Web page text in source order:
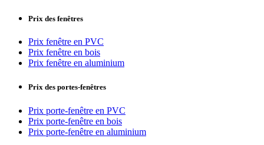
Prix des fenêtres
Prix fenêtre en PVC
Prix fenêtre en bois
Prix fenêtre en aluminium
Prix des portes-fenêtres
Prix porte-fenêtre en PVC
Prix porte-fenêtre en bois
Prix porte-fenêtre en aluminium